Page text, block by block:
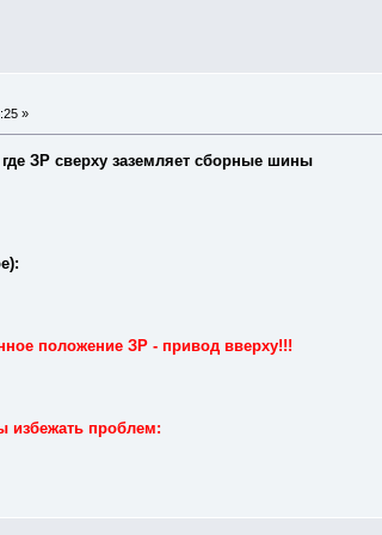
»
ЗР сверху заземляет сборные шины
положение ЗР - привод вверху!!!
избежать проблем: